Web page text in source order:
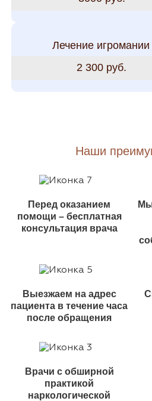
Лечение
2 300 руб.
Наши
Перед оказанием
помощи – бесплатная
консультация врача
Выезжаем на адрес
пациента в течение часа
после обращения
Врачи с обширной
практикой
наркологической